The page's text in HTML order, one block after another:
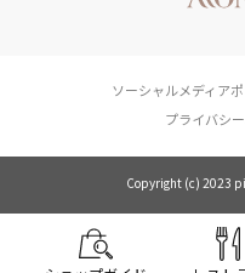
ソーシャルメディア
プライバシ
Copyright (c) 2023